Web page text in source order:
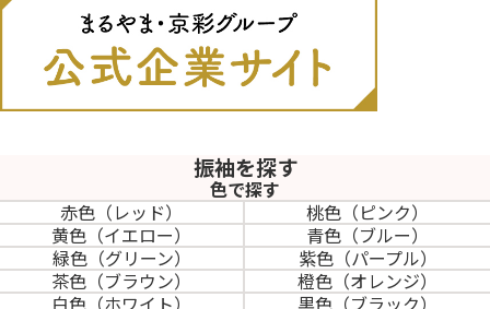
振袖を探す
色で探す
赤色（レッド）
桃色（ピンク）
黄色（イエロー）
青色（ブルー）
緑色（グリーン）
紫色（パープル）
茶色（ブラウン）
橙色（オレンジ）